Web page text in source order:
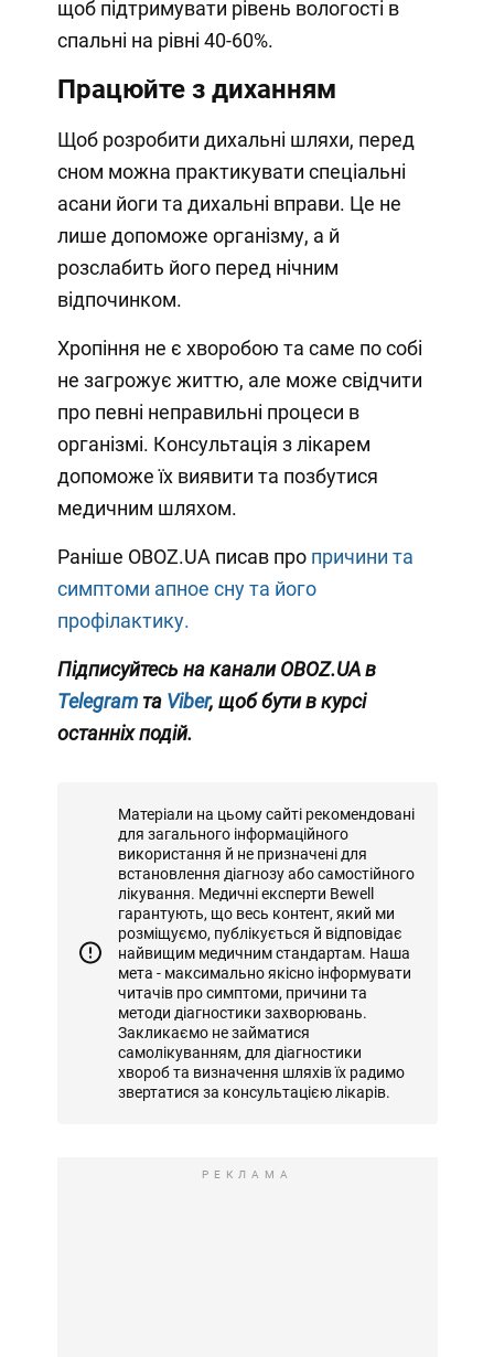
щоб підтримувати рівень вологості в
спальні на рівні 40-60%.
Працюйте з диханням
Щоб розробити дихальні шляхи, перед
сном можна практикувати спеціальні
асани йоги та дихальні вправи. Це не
лише допоможе організму, а й
розслабить його перед нічним
відпочинком.
Хропіння не є хворобою та саме по собі
не загрожує життю, але може свідчити
про певні неправильні процеси в
організмі. Консультація з лікарем
допоможе їх виявити та позбутися
медичним шляхом.
Раніше OBOZ.UA писав про причини та
симптоми апное сну та його
профілактику.
Підписуйтесь на канали OBOZ.UA в
Telegram та Viber, щоб бути в курсі
останніх подій.
Матеріали на цьому сайті рекомендовані
для загального інформаційного
використання й не призначені для
встановлення діагнозу або самостійного
лікування. Медичні експерти Bewell
гарантують, що весь контент, який ми
розміщуємо, публікується й відповідає
найвищим медичним стандартам. Наша
мета - максимально якісно інформувати
читачів про симптоми, причини та
методи діагностики захворювань.
Закликаємо не займатися
самолікуванням, для діагностики
хвороб та визначення шляхів їх радимо
звертатися за консультацією лікарів.
РЕКЛАМА